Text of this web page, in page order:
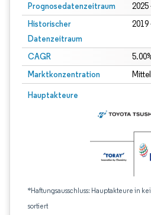
Prognosedatenzeitraum 2025
Historischer
Datenzeitraum
2019
CAGR
Marktkonzentration Mittel
Hauptakteure
*Haftungsausschluss: Hauptakteure in
sortiert